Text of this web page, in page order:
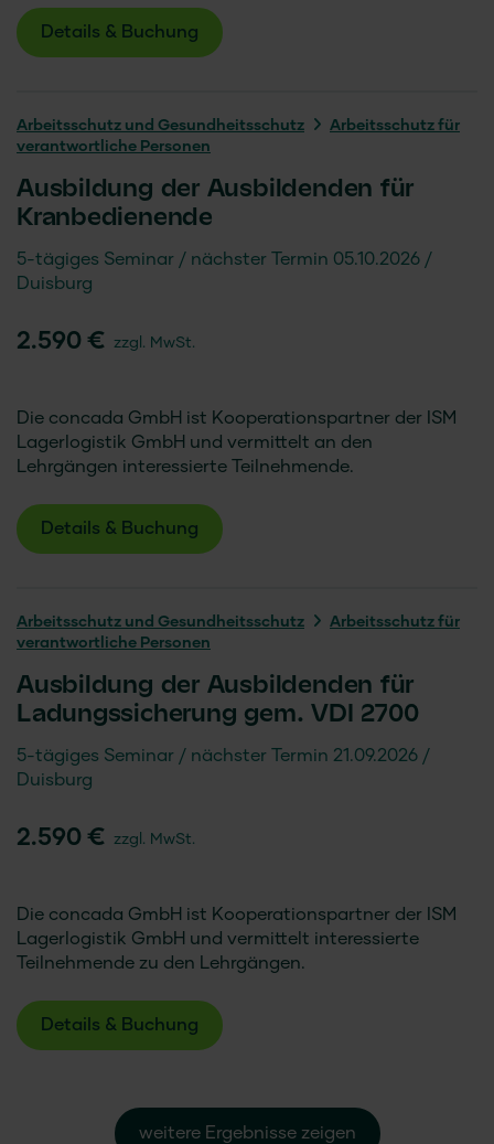
Details & Buchung
Arbeitsschutz und Gesundheitsschutz
Arbeitsschutz für
verantwortliche Personen
Ausbildung der Ausbildenden für
Kranbedienende
5-tägiges Seminar
nächster Termin 05.10.2026
Duisburg
2.590 € zzgl. MwSt.
Die concada GmbH ist Kooperationspartner der ISM
Lagerlogistik GmbH und vermittelt an den
Lehrgängen interessierte Teilnehmende.
Details & Buchung
Arbeitsschutz und Gesundheitsschutz
Arbeitsschutz für
verantwortliche Personen
Ausbildung der Ausbildenden für
Ladungssicherung gem. VDI 2700
5-tägiges Seminar
nächster Termin 21.09.2026
Duisburg
2.590 € zzgl. MwSt.
Die concada GmbH ist Kooperationspartner der ISM
Lagerlogistik GmbH und vermittelt interessierte
Teilnehmende zu den Lehrgängen.
Details & Buchung
weitere Ergebnisse zeigen